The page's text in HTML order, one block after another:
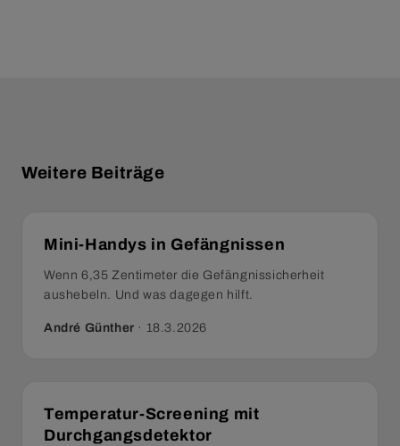
Weitere Beiträge
Mini-Handys in Gefängnissen
Wenn 6,35 Zentimeter die Gefängnissicherheit
aushebeln. Und was dagegen hilft.
André Günther · 18.3.2026
Temperatur-Screening mit
Durchgangsdetektor